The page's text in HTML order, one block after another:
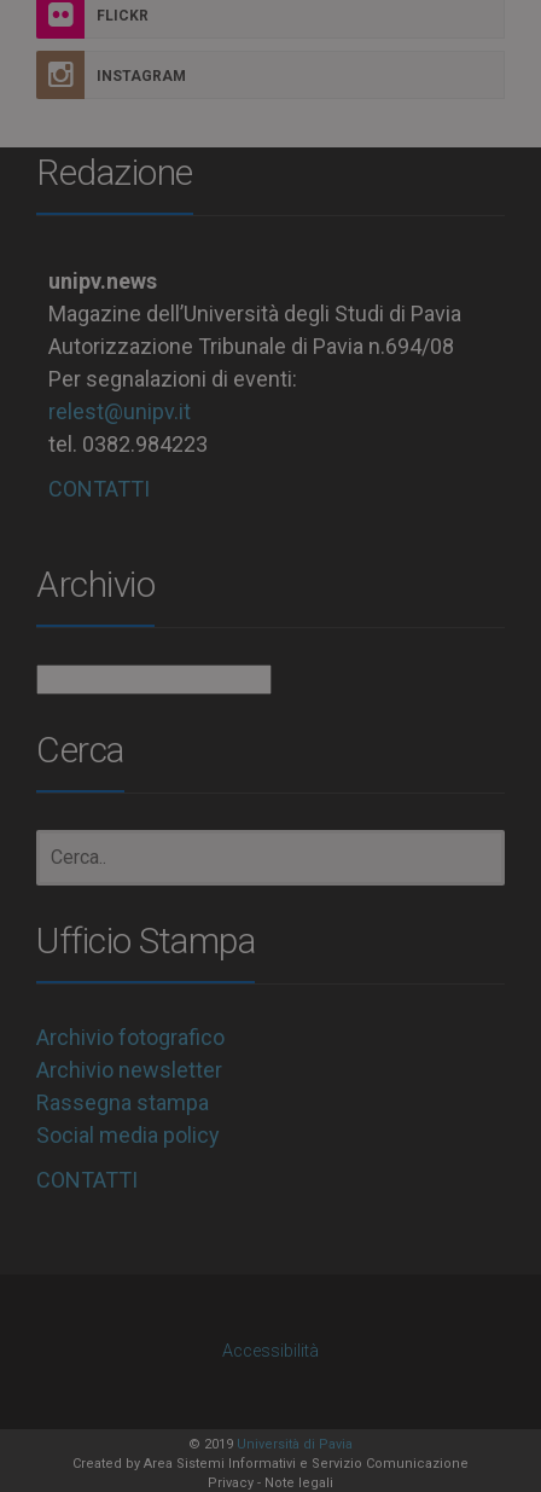
FLICKR
INSTAGRAM
Redazione
unipv.news
Magazine dell’Università degli Studi di Pavia
Autorizzazione Tribunale di Pavia n.694/08
Per segnalazioni di eventi:
relest@unipv.it
tel. 0382.984223
CONTATTI
Archivio
Cerca
Ufficio Stampa
Archivio fotografico
Archivio newsletter
Rassegna stampa
Social media policy
CONTATTI
Accessibilità
© 2019 Università di Pavia
Created by Area Sistemi Informativi e Servizio Comunicazione
Privacy - Note legali